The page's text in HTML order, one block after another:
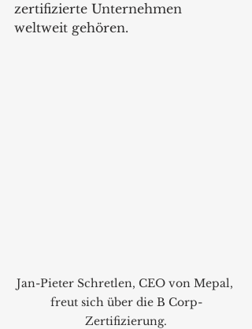
zertifizierte Unternehmen
weltweit gehören.
Jan-Pieter Schretlen, CEO von Mepal,
freut sich über die B Corp-
Zertifizierung.